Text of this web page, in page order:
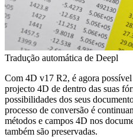
Tradução automática de Deepl
Com 4D v17 R2, é agora
projecto 4D de dentro das suas
possibilidades dos seus
processo de conversão é
métodos e campos 4D nos
também são preservadas.